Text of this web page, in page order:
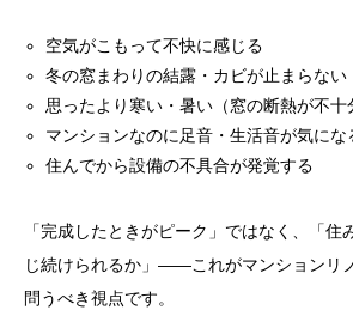
空気がこもって不快に感じる
冬の窓まわりの結露・カビが止まらない
思ったより寒い・暑い（窓の断熱が不十
マンションなのに足音・生活音が気にな
住んでから設備の不具合が発覚する
「完成したときがピーク」ではなく、「住
じ続けられるか」——これがマンションリ
問うべき視点です。